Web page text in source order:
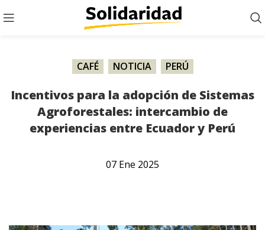
CAFÉ NOTICIA PERÚ
Incentivos para la adopción de Sistemas
Agroforestales: intercambio de
experiencias entre Ecuador y Perú
07 Ene 2025